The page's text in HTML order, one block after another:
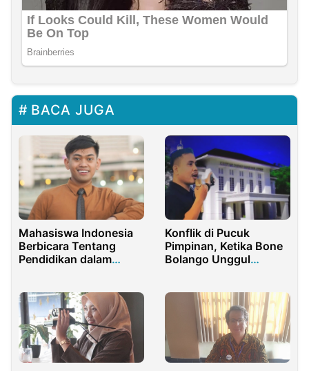
BACA JUGA
Mahasiswa Indonesia
Berbicara Tentang
Pendidikan dalam
Konflik di Pucuk
Pimpinan, Ketika Bone
Bolango Unggul